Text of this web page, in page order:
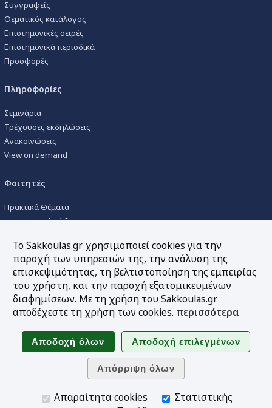
Συγγραφείς
Θεματικός κατάλογος
Επιστημονικές σειρές
Επιστημονικά περιοδικά
Προσφορές
Πληροφορίες
Σεμινάρια
Τρέχουσες εκδηλώσεις
Ανακοινώσεις
View on demand
Φοιτητές
Πρακτικά Θέματα
Οικονομικοί Κώδικες
Συγγραμμάτων
Εργαλεία
Online υπολογισμός τόκων
Υπηρεσία Ηλεκτρονικής
Sitemap
Ακολουθήστε μας
Το Sakkoulas.gr χρησιμοποιεί cookies για την
παροχή των υπηρεσιών της, την ανάλυση της
επισκεψιμότητας, τη βελτιστοποίηση της εμπειρίας
του χρήστη, και την παροχή εξατομικευμένων
διαφημίσεων. Με τη χρήση του Sakkoulas.gr
αποδέχεστε τη χρήση των cookies. περισσότερα
Απαραίτητα cookies
Στατιστικής